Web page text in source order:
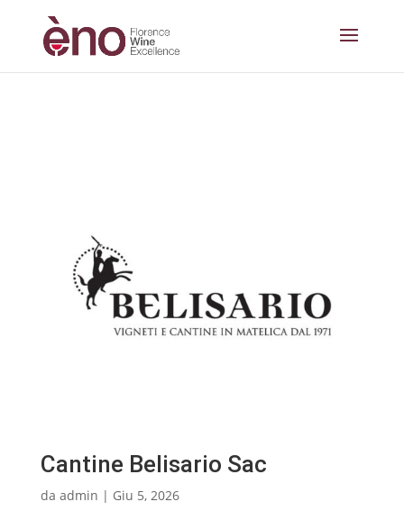
Cantine Belisario Sac
da admin | Giu 5, 2026